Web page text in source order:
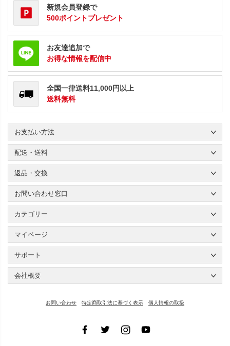
新規会員登録で
500ポイントプレゼント
お友達追加で
お得な情報を配信中
全国一律送料11,000円以上
送料無料
お支払い方法
配送・送料
返品・交換
お問い合わせ窓口
カテゴリー
マイページ
サポート
会社概要
お問い合わせ 特定商取引法に基づく表示 個人情報の取扱